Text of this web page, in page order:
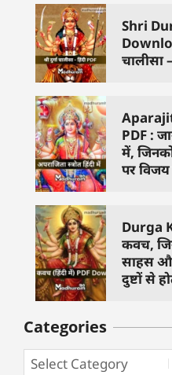
Shri
चालीसा
PDF :
में,
पर विजय
Durga
कवच,
साहस
दुष्टों से
Categories